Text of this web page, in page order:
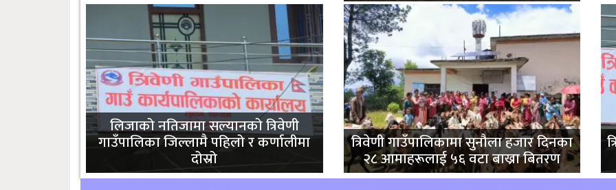
लिजाको नतिजामा सल्यानको त्रिवेणी
गाउँपालिका जिल्लामै पहिलो र कर्णालीमा
दोस्रो
त्रिवेणी गाउँपालिकामा सुनौला हजार दिनका
२८ आमाहरूलाई ५६ वटा बाख्रा बितरण